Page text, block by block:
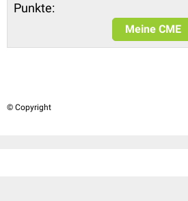
Punkte:
Meine CME
© Copyright